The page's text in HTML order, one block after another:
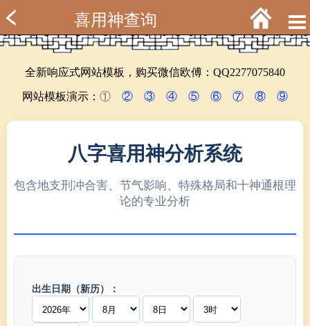
喜用神查询
全新响应式网站模板，购买微信欧傅：QQ2277075840
网站模板演示： ① ② ③ ④ ⑤ ⑥ ⑦ ⑧ ⑨
八字喜用神分析系统
包含地支刑冲合害、节气影响、特殊格局和十神通根理
论的专业分析
出生日期（新历）：